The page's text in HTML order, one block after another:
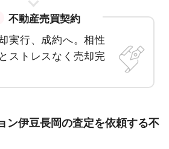
不動産売買契約
実行、成約へ。相性
ストレスなく売却完
ン伊豆長岡の査定を依頼する不